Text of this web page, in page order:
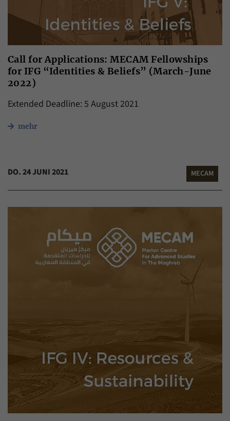
Call for Applications: MECAM Fellowships
for IFG “Identities & Beliefs” (March-June
2022)
Extended Deadline: 5 August 2021
mehr
DO. 24 JUNI 2021 MECAM